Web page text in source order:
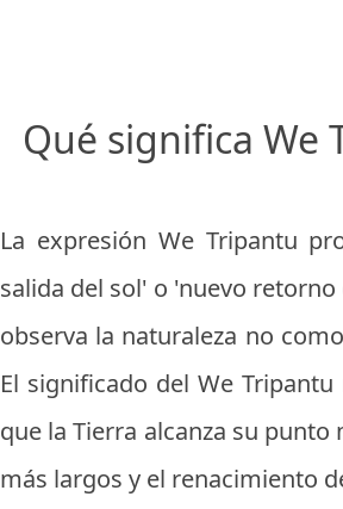
Qué significa
La expresión We Tripantu
salida del sol' o 'nuevo
observa la naturaleza no
El significado del We
que la Tierra alcanza su
más largos y el renacimiento